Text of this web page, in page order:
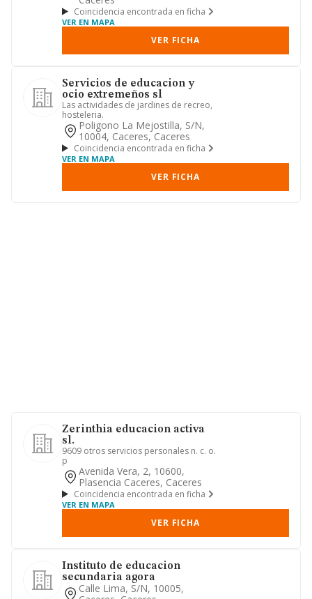
Coincidencia encontrada en ficha
VER EN MAPA
VER FICHA
Servicios de educacion y
ocio extremeños sl
Las actividades de jardines de recreo,
hosteleria.
Poligono La Mejostilla, S/n,
10004, Caceres, Caceres
Coincidencia encontrada en ficha
VER EN MAPA
VER FICHA
Zerinthia educacion activa
sl.
9609 otros servicios personales n. c. o.
p
Avenida Vera, 2, 10600,
Plasencia Caceres, Caceres
Coincidencia encontrada en ficha
VER EN MAPA
VER FICHA
Instituto de educacion
secundaria agora
Calle Lima, S/n, 10005,